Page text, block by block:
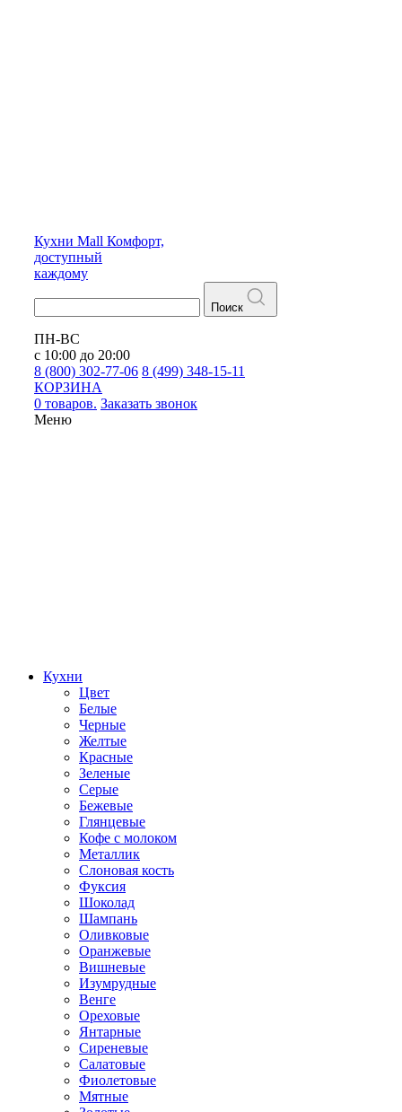
Кухни Mall Комфорт,
доступный
каждому
Поиск
ПН-ВС
с 10:00 до 20:00
8 (800) 302-77-06 8 (499) 348-15-11
КОРЗИНА
0 товаров. Заказать звонок
Меню
Кухни
Цвет
Белые
Черные
Желтые
Красные
Зеленые
Серые
Бежевые
Глянцевые
Кофе с молоком
Металлик
Слоновая кость
Фуксия
Шоколад
Шампань
Оливковые
Оранжевые
Вишневые
Изумрудные
Венге
Ореховые
Янтарные
Сиреневые
Салатовые
Фиолетовые
Мятные